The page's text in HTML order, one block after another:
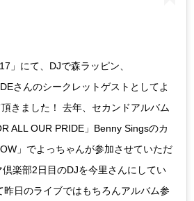
」にて、DJで森ラッピン、
さんのシークレットゲストとしてよ
きました！ 去年、セカンドアルバム
ALL OUR PRIDE」Benny Singsのカ
」でよっちゃんが参加させていただ
楽部2日目のDJを今里さんにしてい
昨日のライブではもちろんアルバム参